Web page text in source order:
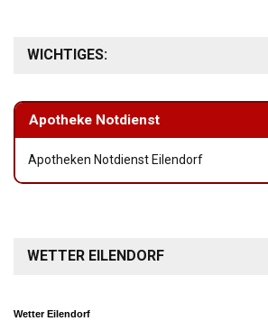
WICHTIGES:
Apotheke Notdienst
Apotheken Notdienst Eilendorf
WETTER EILENDORF
Wetter Eilendorf